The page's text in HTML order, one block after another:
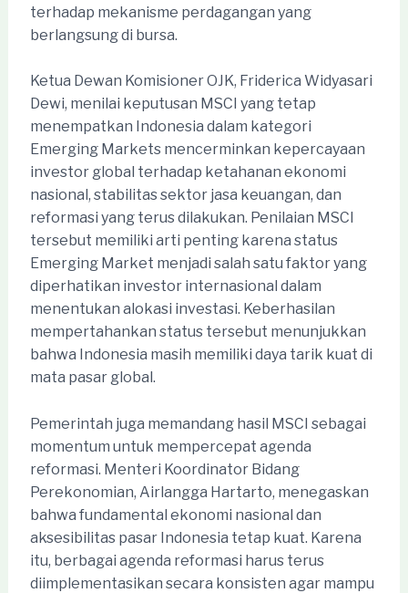
terhadap mekanisme perdagangan yang
berlangsung di bursa.
Ketua Dewan Komisioner OJK, Friderica Widyasari
Dewi, menilai keputusan MSCI yang tetap
menempatkan Indonesia dalam kategori
Emerging Markets mencerminkan kepercayaan
investor global terhadap ketahanan ekonomi
nasional, stabilitas sektor jasa keuangan, dan
reformasi yang terus dilakukan. Penilaian MSCI
tersebut memiliki arti penting karena status
Emerging Market menjadi salah satu faktor yang
diperhatikan investor internasional dalam
menentukan alokasi investasi. Keberhasilan
mempertahankan status tersebut menunjukkan
bahwa Indonesia masih memiliki daya tarik kuat di
mata pasar global.
Pemerintah juga memandang hasil MSCI sebagai
momentum untuk mempercepat agenda
reformasi. Menteri Koordinator Bidang
Perekonomian, Airlangga Hartarto, menegaskan
bahwa fundamental ekonomi nasional dan
aksesibilitas pasar Indonesia tetap kuat. Karena
itu, berbagai agenda reformasi harus terus
diimplementasikan secara konsisten agar mampu